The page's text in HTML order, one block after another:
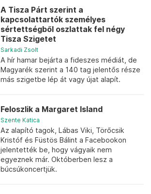
A Tisza Párt szerint a
kapcsolattartók személyes
sértettségből oszlattak fel négy
Tisza Szigetet
Sarkadi Zsolt
A hír hamar bejárta a fideszes médiát, de
Magyarék szerint a 140 tag jelentős része
más szigetbe lép át vagy újat alapít.
Feloszlik a Margaret Island
Szente Katica
Az alapító tagok, Lábas Viki, Törőcsik
Kristóf és Füstös Bálint a Facebookon
jelentették be, hogy vágyaik nem
egyeznek már. Októberben lesz a
búcsúkoncertjük.